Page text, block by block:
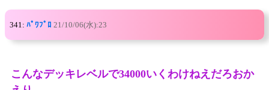
341: ﾊﾟﾜﾌﾟﾛ 21/10/06(水):23
こんなデッキレベルで34000いくわけねえだろおか